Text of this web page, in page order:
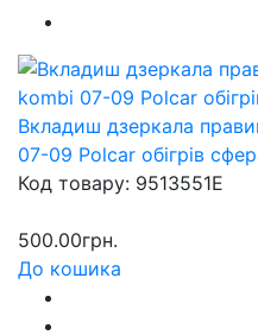
Вкладиш дзеркала
07-09 Polcar обігрів
Код товару: 9513551E
500.00грн.
До кошика